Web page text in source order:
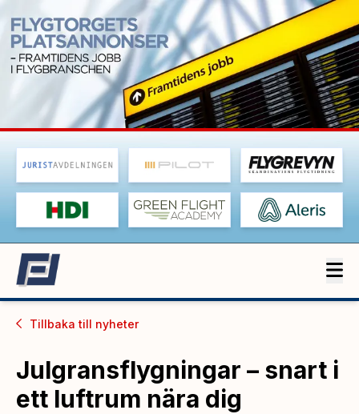
Tillbaka till nyheter
Julgransflygningar – snart i
ett luftrum nära dig